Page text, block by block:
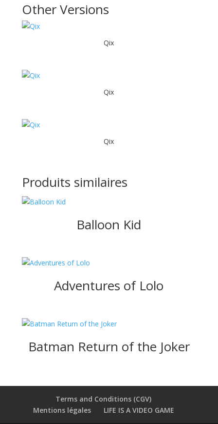
Other Versions
Qix
Qix
Qix
Produits similaires
Balloon Kid
Adventures of Lolo
Batman Return of the Joker
Terms and Conditions (CGV)
Mentions légales
LIFE IS A VIDEO GAME